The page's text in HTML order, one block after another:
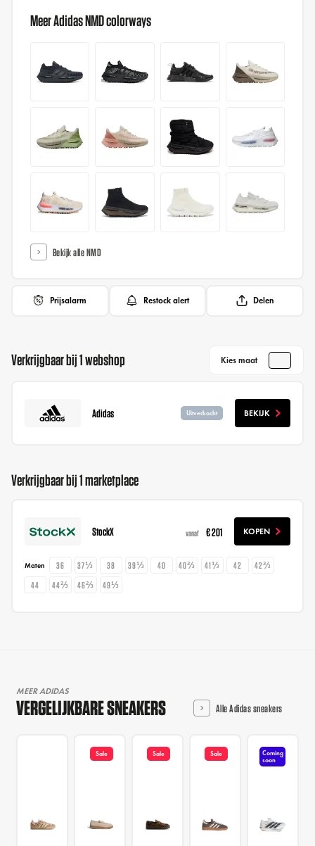
Meer Adidas NMD colorways
Bekijk alle NMD
Prijsalarm Restock alert Delen
Verkrijgbaar bij 1 webshop Kies maat
Adidas Uitverkocht BEKIJK
Verkrijgbaar bij 1 marketplace
StockX vanaf € 201 KOPEN
Maten 36 37⅓ 38 39⅓ 40 40⅔ 41⅓ 42
42⅔
44
44⅔ 46⅔ 49⅓
MEER ADIDAS
VERGELIJKBARE SNEAKERS Alle Adidas sneakers
Sale Sale Sale
Coming
soon